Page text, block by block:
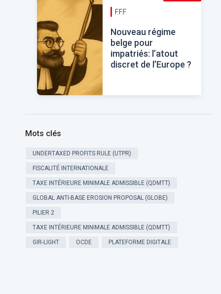
F.F.F.
Nouveau régime
belge pour
impatriés: l’atout
discret de l’Europe ?
Mots clés
UNDERTAXED PROFITS RULE (UTPR)
FISCALITÉ INTERNATIONALE
TAXE INTÉRIEURE MINIMALE ADMISSIBLE (QDMTT)
GLOBAL ANTI-BASE EROSION PROPOSAL (GLOBE)
PILIER 2
TAXE INTÉRIEURE MINIMALE ADMISSIBLE (QDMTT)
GIR-LIGHT OCDE PLATEFORME DIGITALE